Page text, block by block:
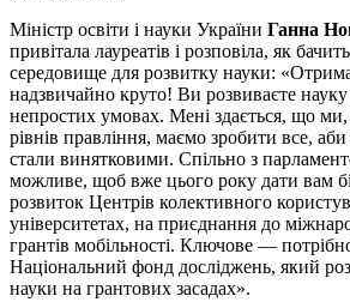
Міністр освіти і науки України Ганна
привітала лауреатів і розповіла, як
середовище для розвитку науки:
надзвичайно круто! Ви розвиваєте науку
непростих умовах. Мені здається, що ми,
рівнів правління, маємо зробити все, аби
стали винятковими. Спільно з
можливе, щоб вже цього року дати вам
розвиток Центрів колективного
університетах, на приєднання до
грантів мобільності. Ключове —
Національний фонд досліджень, який
науки на грантових засадах».